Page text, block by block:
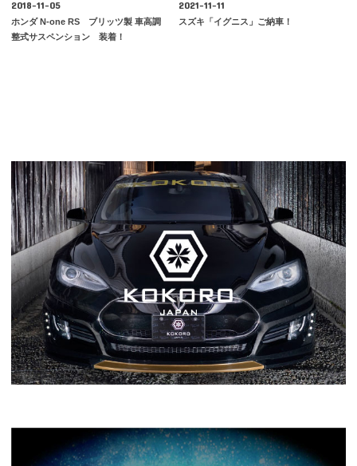
2018-11-05
ホンダ N-one RS ブリッツ製 車高調
整式サスペンション 装着！
2021-11-11
スズキ「イグニス」ご納車！